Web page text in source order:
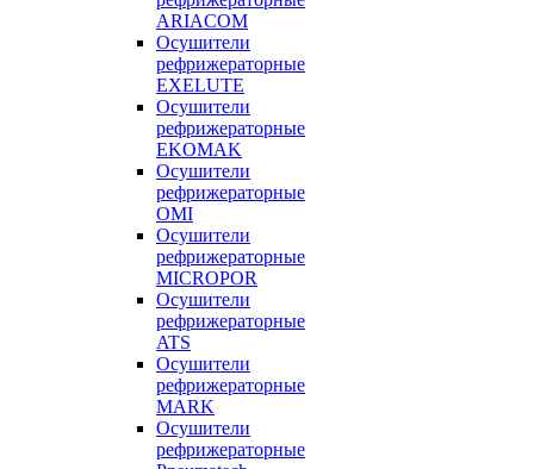
ARIACOM
Осушители
рефрижераторные
EXELUTE
Осушители
рефрижераторные
EKOMAK
Осушители
рефрижераторные
OMI
Осушители
рефрижераторные
MICROPOR
Осушители
рефрижераторные
ATS
Осушители
рефрижераторные
MARK
Осушители
рефрижераторные